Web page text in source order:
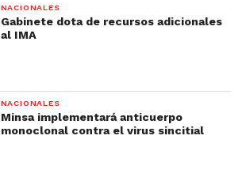
NACIONALES
Gabinete dota de recursos adicionales
al IMA
NACIONALES
Minsa implementará anticuerpo
monoclonal contra el virus sincitial